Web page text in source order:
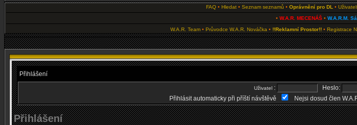
FAQ• Hledat• Seznam seznamů • Oprávnění pro DL •
• W.A.R. MECENÁŠ • W.A.R.M.
W.A.R. Team • Průvodce W.A.R. Nováčka • !!Reklamní Prostor!! • Registrace
Přihlášení
Uživatel :
Heslo:
Přihlásit automaticky při příští návštěvě
Nejsi dosud člen
Přihlášení